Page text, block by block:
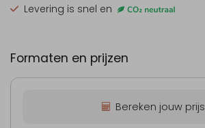
Levering is snel en
Formaten en prijzen
Bereken jouw prijs